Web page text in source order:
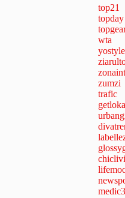
top21
topday
wta
yostyle
zumzi
trafic